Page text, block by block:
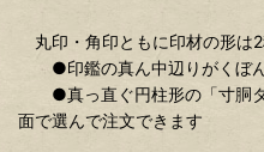
丸印・角印ともに印材の形は2
●印鑑の真ん中辺りがくぼん
●真っ直ぐ円柱形の「寸胴タ
面で選んで注文できます